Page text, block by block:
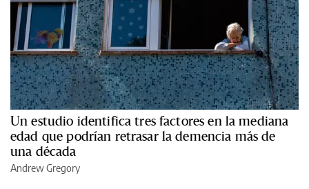
Un estudio identifica tres factores en la mediana
edad que podrían retrasar la demencia más de
una década
Andrew Gregory